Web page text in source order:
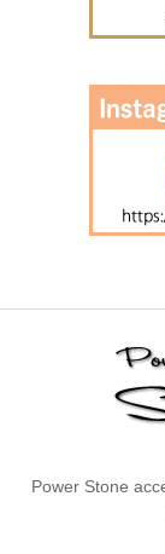
Power Stone